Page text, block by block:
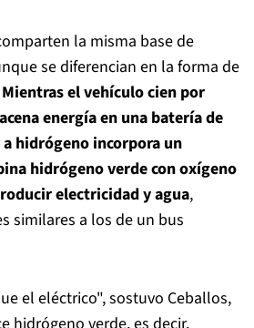
la misma base de
se diferencian en la forma de
Mientras el vehículo cien por
energía en una batería de
hidrógeno incorpora un
hidrógeno verde con oxígeno
electricidad y agua,
similares a los de un bus
el eléctrico", sostuvo Ceballos,